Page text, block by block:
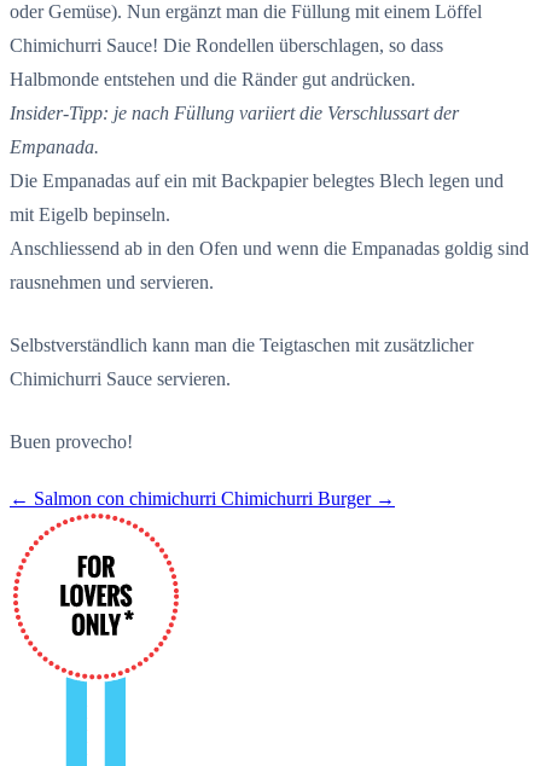
oder Gemüse). Nun ergänzt man die Füllung mit einem Löffel
Chimichurri Sauce! Die Rondellen überschlagen, so dass
Halbmonde entstehen und die Ränder gut andrücken.
Insider-Tipp: je nach Füllung variiert die Verschlussart der
Empanada.
Die Empanadas auf ein mit Backpapier belegtes Blech legen und
mit Eigelb bepinseln.
Anschliessend ab in den Ofen und wenn die Empanadas goldig sind
rausnehmen und servieren.
Selbstverständlich kann man die Teigtaschen mit zusätzlicher
Chimichurri Sauce servieren.
Buen provecho!
← Salmon con chimichurri Chimichurri Burger →